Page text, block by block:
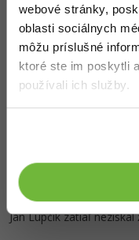
webové stránky,
oblasti sociálnych
môžu príslušné
ktoré ste im poskytli
používali ich služby.
Software
Ocenenie
Jan Lupčík zatiaľ